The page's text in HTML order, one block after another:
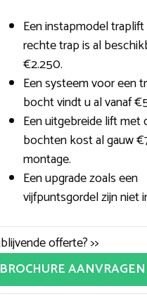
Een instapmodel
rechte trap is al
€2.250.
Een systeem voor een
bocht vindt u al vanaf
Een uitgebreide lift met
bochten kost al gauw
montage.
Een upgrade zoals een
vijfpuntsgordel zijn niet
offerte? >>
BROCHURE AANVRAGEN